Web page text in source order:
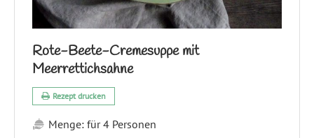
Rote-Beete-Cremesuppe mit
Meerrettichsahne
Rezept drucken
Menge: für 4 Personen